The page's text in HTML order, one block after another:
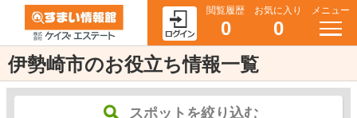
閲覧履歴
0
お気に入り
0
メニュー
伊勢崎市のお役立ち情報一覧
スポットを絞り込む